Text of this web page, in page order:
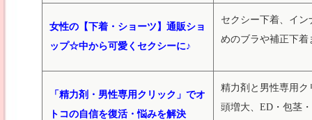
女性の【下着・ショーツ】通販ショ
ップ☆中から可愛くセクシーに♪
セクシー下着、イ
めのブラや補正下着
「精力剤・男性専用クリック」でオ
トコの自信を復活・悩みを解決
精力剤と男性専用
頭増大、ED・包茎